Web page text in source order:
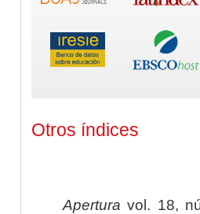
Otros índices
Apertura vol. 18,